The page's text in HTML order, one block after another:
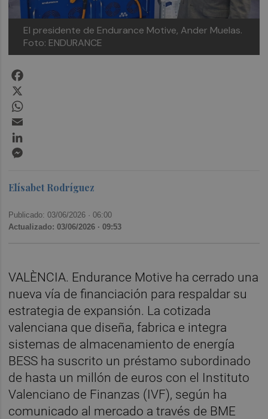
El presidente de Endurance Motive, Ander Muelas.
Foto: ENDURANCE
Elísabet Rodríguez
Publicado: 03/06/2026 ·06:00
Actualizado: 03/06/2026 · 09:53
VALÈNCIA. Endurance Motive ha cerrado una
nueva vía de financiación para respaldar su
estrategia de expansión. La cotizada
valenciana que diseña, fabrica e integra
sistemas de almacenamiento de energía
BESS ha suscrito un préstamo subordinado
de hasta un millón de euros con el Instituto
Valenciano de Finanzas (IVF), según ha
comunicado al mercado a través de BME